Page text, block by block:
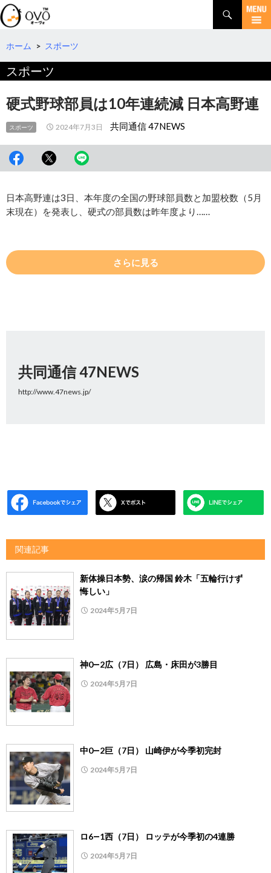
検
索
コ
テ
へ
移
動
ホーム > スポーツ
スポーツ
硬式野球部員は10年連続減 日本高野連
スポーツ 2024年7月3日 共同通信 47NEWS
日本高野連は3日、本年度の全国の野球部員数と加盟校数（5月
末現在）を発表し、硬式の部員数は昨年度より……
さらに見る
共同通信 47NEWS
http://www.47news.jp/
関連記事
新体操日本勢、涙の帰国 鈴木「五輪行けず
悔しい」
2024年5月7日
神0―2広（7日） 広島・床田が3勝目
2024年5月7日
中0―2巨（7日） 山崎伊が今季初完封
2024年5月7日
ロ6―1西（7日） ロッテが今季初の4連勝
2024年5月7日